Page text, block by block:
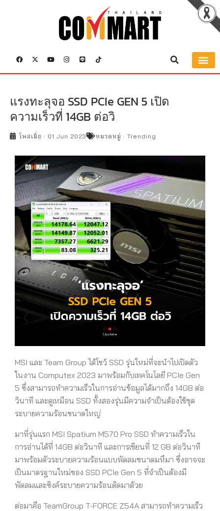
แรงทะลุจอ SSD PCIe GEN 5 เปิด
ความเร็วที่ 14GB ต่อวิ
โพสเมื่อ : 01 Jun 2023 หมวดหมู่ : Trending
MSI และ Team Group ได้โชว์ SSD รุ่นใหม่ที่จะนำไปเปิดตัว
ในงาน Computex 2023 มาพร้อมกับเทคโนโลยี PCIe Gen
5 ซึ่งสามารถทำความเร็วในการอ่านข้อมูลได้มากถึง 14GB ต่อ
วินาที และดูเหมือน SSD ทั้งสองรุ่นมีความจำเป็นต้องใช้ชุด
ระบายความร้อนขนาดใหญ่
มาที่รุ่นแรก MSI Spatium M570 Pro SSD ทำความเร็วใน
การอ่านได้ที่ 14GB ต่อวินาที และการเขียนที่ 12 GB ต่อวินาที
มาพร้อมตัวระบายความร้อนแบบพัดลมขนาดมหึมา ซึ่งอาจจะ
เป็นมาตรฐานใหม่ของ SSD PCIe Gen 5 ที่จำเป็นต้องมี
พัดลมและซิงค์ระบายความร้อนติดมาด้วย
ต่อมาคือ TeamGroup T-FORCE Z54A สามารถทำความเร็ว